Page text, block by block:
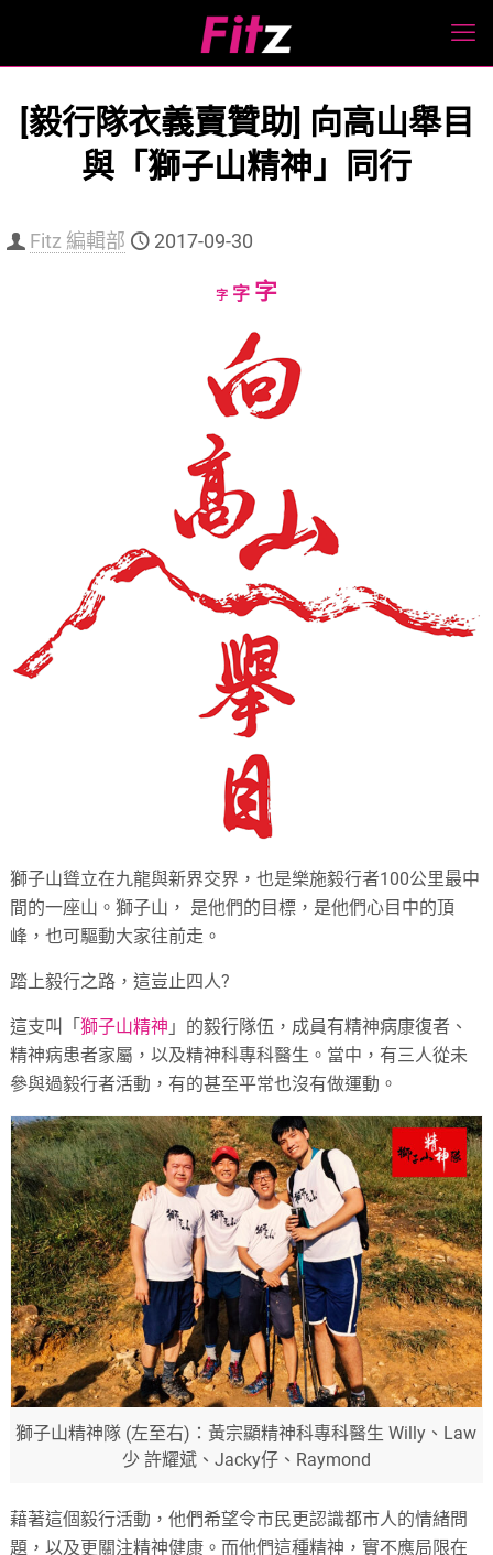
[毅行隊衣義賣贊助] 向高山舉目
與「獅子山精神」同行
Fitz 編輯部 2017-09-30
字Decrease
size.
字Reset
size.
字Increase
獅子山聳立在九龍與新界交界，也是樂施毅行者100公里最中
間的一座山。獅子山， 是他們的目標，是他們心目中的頂
峰，也可驅動大家往前走。
踏上毅行之路，這豈止四人?
這支叫「獅子山精神 」的毅行隊伍，成員有精神病康復者、
精神病患者家屬，以及精神科專科醫生。當中，有三人從未
參與過毅行者活動，有的甚至平常也沒有做運動。
獅子山精神隊 (左至右)：黃宗顯精神科專科醫生 Willy、Law
少 許耀斌、Jacky仔、Raymond
藉著這個毅行活動，他們希望令市民更認識都市人的情緒問
題，以及更關注精神健康。而他們這種精神，實不應局限在